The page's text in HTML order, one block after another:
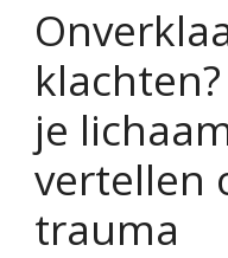
je
vertellen
trauma